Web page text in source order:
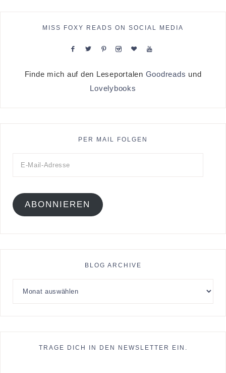
MISS FOXY READS ON SOCIAL MEDIA
Finde mich auf den Leseportalen Goodreads und
Lovelybooks
PER MAIL FOLGEN
ABONNIEREN
BLOG ARCHIVE
TRAGE DICH IN DEN NEWSLETTER EIN.